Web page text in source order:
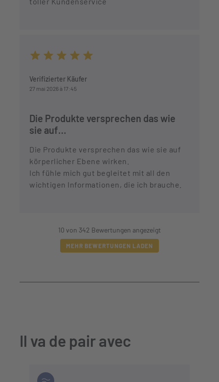
Verifizierter Käufer
27 mai 2026 à 17:45
Die Produkte versprechen das wie
sie auf…
Die Produkte versprechen das wie sie auf
körperlicher Ebene wirken.
Ich fühle mich gut begleitet mit all den
wichtigen Informationen, die ich brauche.
10 von 342 Bewertungen angezeigt
MEHR BEWERTUNGEN LADEN
Il va de pair avec